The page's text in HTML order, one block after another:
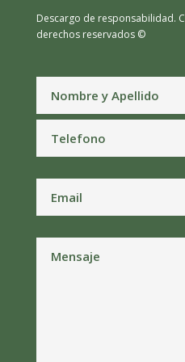
Descargo de responsabilidad.
derechos reservados ©